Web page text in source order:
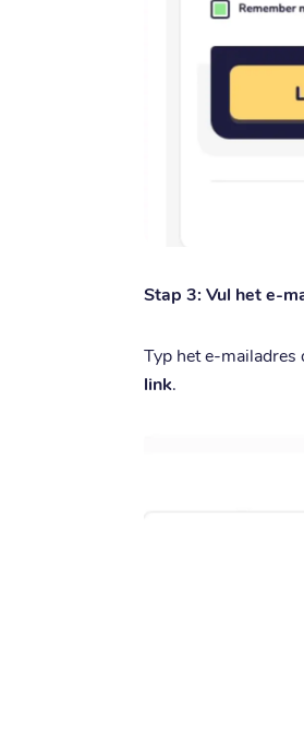
Stap 3: Vul het e-
Typ het e-mailadres
link.